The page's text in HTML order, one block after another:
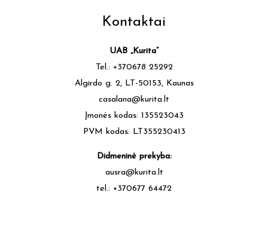
Kontaktai
UAB „Kurita”
Tel.: +370678 25292
Algirdo g. 2, LT-50153, Kaunas
casalana@kurita.lt
Įmonės kodas: 135523043
PVM kodas: LT355230413
Didmeninė prekyba:
ausra@kurita.lt
tel.: +370677 64472